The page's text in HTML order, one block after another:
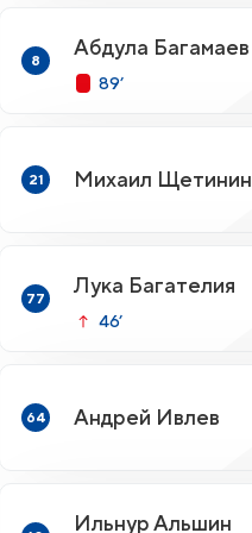
8
Абдула Багамаев
89’
21 Михаил Щетинин
77
Лука Багателия
46’
64 Андрей Ивлев
Ильнур Альшин